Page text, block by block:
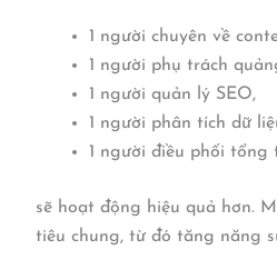
1 người chuyên về
1 người phụ trách
1 người quản lý SEO,
1 người phân tích dữ
1 người điều phối tổng
sẽ hoạt động hiệu quả hơn.
tiêu chung, từ đó tăng năng